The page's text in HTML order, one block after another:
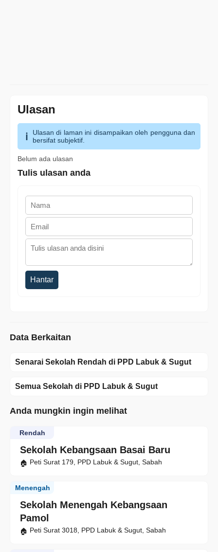
Ulasan
Ulasan di laman ini disampaikan oleh pengguna dan
bersifat subjektif.
Belum ada ulasan
Tulis ulasan anda
Hantar
Data Berkaitan
Senarai Sekolah Rendah di PPD Labuk & Sugut
Semua Sekolah di PPD Labuk & Sugut
Anda mungkin ingin melihat
Sekolah Kebangsaan Basai Baru
Rendah
Peti Surat 179, PPD Labuk & Sugut, Sabah
Sekolah Menengah Kebangsaan
Pamol
Menengah
Peti Surat 3018, PPD Labuk & Sugut, Sabah